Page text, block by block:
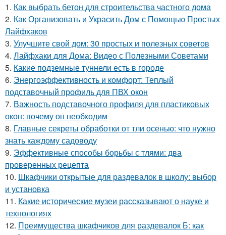
1. Как выбрать бетон для строительства частного дома
2. Как Организовать и Украсить Дом с Помощью Простых
Лайфхаков
3. Улучшите свой дом: 30 простых и полезных советов
4. Лайфхаки для Дома: Видео с Полезными Советами
5. Какие подземные туннели есть в городе
6. Энергоэффективность и комфорт: Теплый
подставочный профиль для ПВХ окон
7. Важность подставочного профиля для пластиковых
окон: почему он необходим
8. Главные секреты обработки от тли осенью: что нужно
знать каждому садоводу
9. Эффективные способы борьбы с тлями: два
проверенных рецепта
10. Шкафчики открытые для раздевалок в школу: выбор
и установка
11. Какие исторические музеи рассказывают о науке и
технологиях
12. Преимущества шкафчиков для раздевалок Б: как